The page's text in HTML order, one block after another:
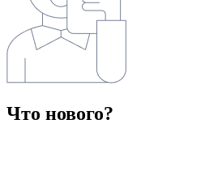
Что нового?